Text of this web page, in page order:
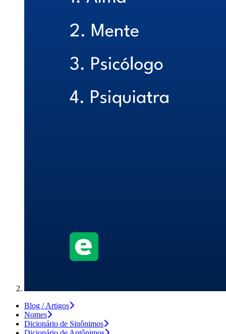
Blog / Artigos
Nomes
Dicionário de Sinônimos